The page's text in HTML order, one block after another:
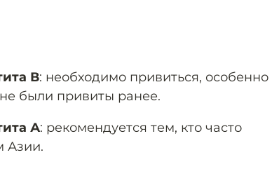
В: необходимо привиться, особенно
были привиты ранее.
А: рекомендуется тем, кто часто
Азии.